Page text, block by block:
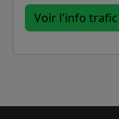
Voir l'info trafic